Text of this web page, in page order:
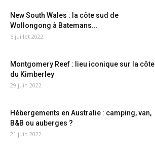
New South Wales : la côte sud de
Wollongong à Batemans...
6 juillet 2022
Montgomery Reef : lieu iconique sur la côte
du Kimberley
29 juin 2022
Hébergements en Australie : camping, van,
B&B ou auberges ?
21 juin 2022